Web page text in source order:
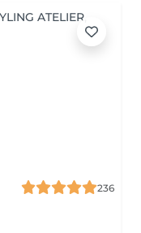
236